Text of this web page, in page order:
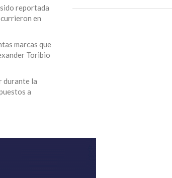
reportada
en
marcas que
Toribio
durante la
a